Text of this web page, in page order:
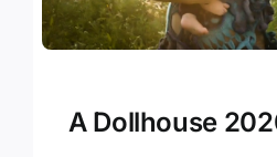
A Dollhouse